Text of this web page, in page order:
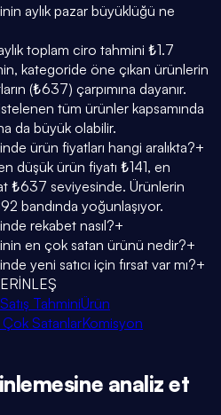
aylık pazar büyüklüğü ne
toplam ciro tahmini ₺1.7
kategoride öne çıkan ürünlerin
(₺637) çarpımına dayanır.
tüm ürünler kapsamında
da büyük olabilir.
ürün fiyatları hangi aralıkta?+
düşük ürün fiyatı ₺141, en
₺637 seviyesinde. Ürünlerin
bandında yoğunlaşıyor.
rekabet nasıl?+
en çok satan ürünü nedir?+
yeni satıcı için fırsat var mı?+
Satış TahminiÜrün
Çok SatanlarKomisyon
analiz et